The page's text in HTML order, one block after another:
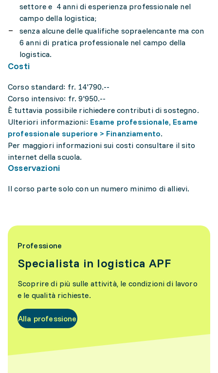
settore e 4 anni di esperienza professionale nel
campo della logistica;
senza alcune delle qualifiche sopraelencante ma con
6 anni di pratica professionale nel campo della
logistica.
Costi
Corso standard: fr. 14'790.--
Corso intensivo: fr. 9'950.--
È tuttavia possibile richiedere contributi di sostegno.
Ulteriori informazioni: Esame professionale, Esame
professionale superiore > Finanziamento.
Per maggiori informazioni sui costi consultare il sito
internet della scuola.
Osservazioni
Il corso parte solo con un numero minimo di allievi.
Professione
Specialista in logistica APF
Scoprire di più sulle attività, le condizioni di lavoro
e le qualità richieste.
Alla professione